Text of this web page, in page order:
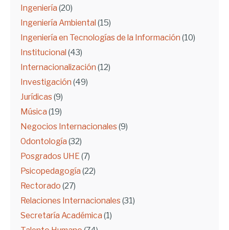
Ingeniería (20)
Ingeniería Ambiental (15)
Ingeniería en Tecnologías de la Información (10)
Institucional (43)
Internacionalización (12)
Investigación (49)
Jurídicas (9)
Música (19)
Negocios Internacionales (9)
Odontología (32)
Posgrados UHE(7)
Psicopedagogía (22)
Rectorado (27)
Relaciones Internacionales (31)
Secretaría Académica (1)